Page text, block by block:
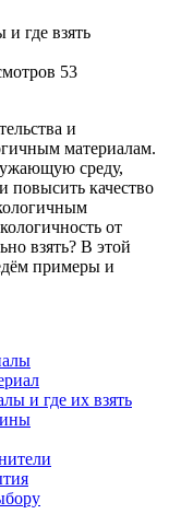
53
и
материалам.
среду,
повысить качество
от
взять? В этой
примеры и
и где их взять